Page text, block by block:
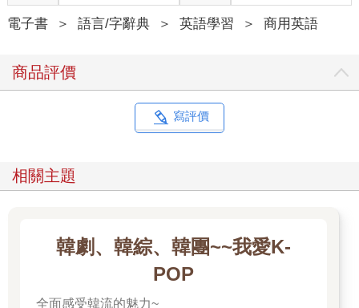
電子書 ＞ 語言/字辭典 ＞ 英語學習 ＞ 商用英語
商品評價
寫評價
相關主題
韓劇、韓綜、韓團~~我愛K-
POP
全面感受韓流的魅力~